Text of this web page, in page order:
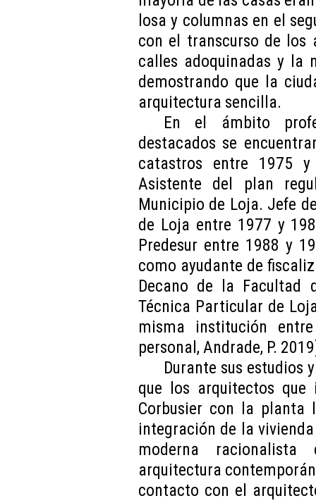
losa y columnas en el
con el transcurso de los
calles adoquinadas y la
demostrando que la
arquitectura sencilla.
En el ámbito
destacados se
catastros entre 1975
Asistente del plan
Municipio de Loja. Jefe
de Loja entre 1977 y
Predesur entre 1988 y
como ayudante de
Decano de la Facultad
Técnica Particular de
misma institución
personal, Andrade, P.
Durante sus estudios
que los arquitectos que
Corbusier con la planta
integración de la
moderna
arquitectura
contacto con el